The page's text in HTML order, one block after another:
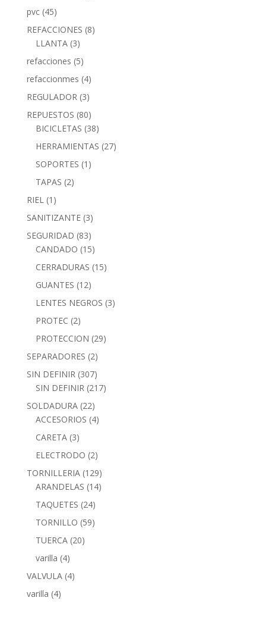
pvc (45)
REFACCIONES (8)
LLANTA (3)
refacciones (5)
refaccionmes (4)
REGULADOR (3)
REPUESTOS (80)
BICICLETAS (38)
HERRAMIENTAS (27)
SOPORTES (1)
TAPAS (2)
RIEL (1)
SANITIZANTE (3)
SEGURIDAD (83)
CANDADO (15)
CERRADURAS (15)
GUANTES (12)
LENTES NEGROS (3)
PROTEC (2)
PROTECCION (29)
SEPARADORES (2)
SIN DEFINIR (307)
SIN DEFINIR (217)
SOLDADURA (22)
ACCESORIOS (4)
CARETA (3)
ELECTRODO (2)
TORNILLERIA (129)
ARANDELAS (14)
TAQUETES (24)
TORNILLO (59)
TUERCA (20)
varilla (4)
VALVULA (4)
varilla (4)